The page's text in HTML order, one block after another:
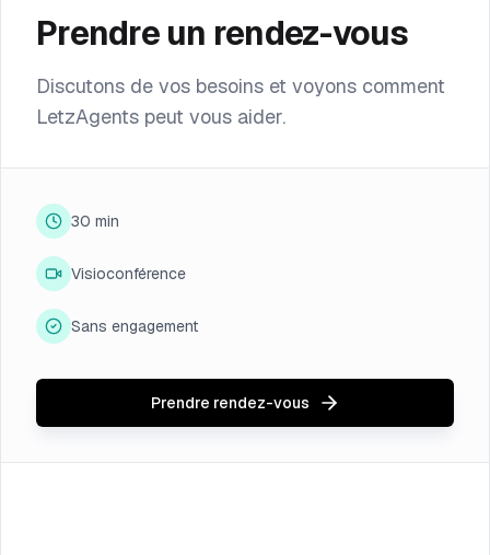
Prendre un rendez-vous
Discutons de vos besoins et voyons comment
LetzAgents peut vous aider.
30 min
Visioconférence
Sans engagement
Prendre rendez-vous